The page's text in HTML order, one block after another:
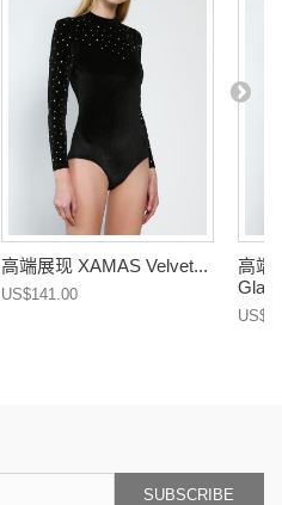
高端展现 XAMAS Velvet...
US$141.00
高端
SUBSCRIBE